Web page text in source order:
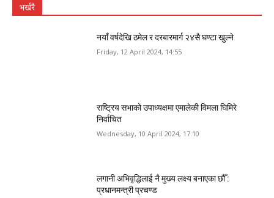
भर्खरै
नयाँ वर्षदेखि ठमेल र दरबारमार्ग २४सै घण्टा खुल्ने
Friday, 12 April 2024, 14:55
राष्ट्रिय सभाको उपाध्यक्षमा एमालेकी विमला घिमिरे
निर्वाचित
Wednesday, 10 April 2024, 17:10
लगानी अभिवृद्धिलाई नै मुख्य लक्ष्य बनाएका छौँ :
प्रधानमन्त्री प्रचण्ड